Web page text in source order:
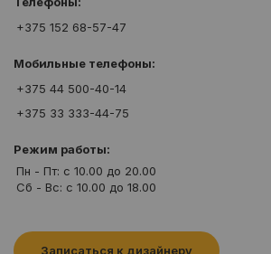
+375 152 68-57-47
Мобильные телефоны:
+375 44 500-40-14
+375 33 333-44-75
Режим работы:
Пн - Пт: c 10.00 до 20.00
Сб - Вс: c 10.00 до 18.00
Записаться к дизайнеру